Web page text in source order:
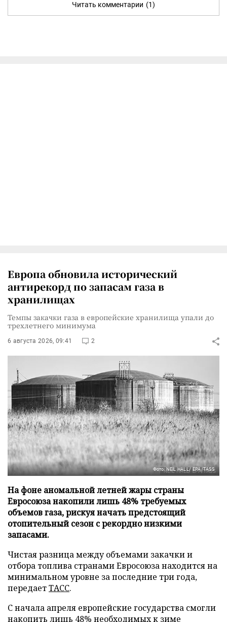
Читать комментарии (1)
Европа обновила исторический
антирекорд по запасам газа в
хранилищах
Темпы закачки газа в европейские хранилища упали до
трехлетнего минимума
6 августа 2026, 09:41 2
Фото: NEIL HALL/ EPA/TASS
На фоне аномальной летней жары страны
Евросоюза накопили лишь 48% требуемых
объемов газа, рискуя начать предстоящий
отопительный сезон с рекордно низкими
запасами.
Чистая разница между объемами закачки и
отбора топлива странами Евросоюза находится на
минимальном уровне за последние три года,
передаетТАСС.
С начала апреля европейские государства смогли
накопить лишь 48% необходимых к зиме